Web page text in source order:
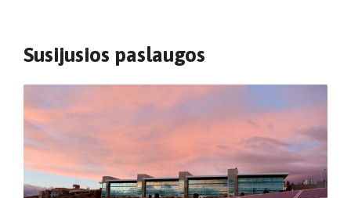
Susijusios paslaugos